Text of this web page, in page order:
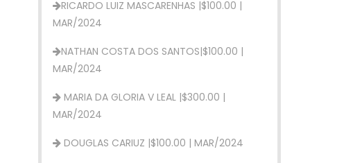
NATHAN COSTA DOS SANTOS|$100.00 |
MAR/2024
MARIA DA GLORIA V LEAL |$300.00 |
MAR/2024
DOUGLAS CARIUZ |$100.00 | MAR/2024
MAR/2024